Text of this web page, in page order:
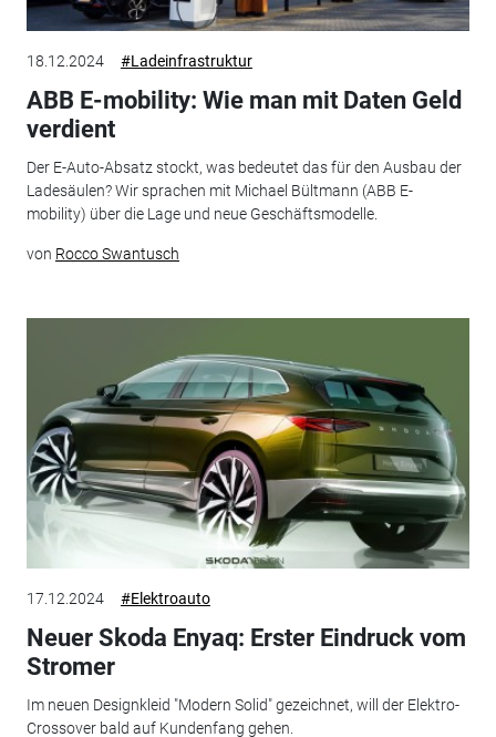
18.12.2024 #Ladeinfrastruktur
ABB E-mobility: Wie man mit Daten Geld
verdient
Der E-Auto-Absatz stockt, was bedeutet das für den Ausbau der
Ladesäulen? Wir sprachen mit Michael Bültmann (ABB E-
mobility) über die Lage und neue Geschäftsmodelle.
von Rocco Swantusch
17.12.2024 #Elektroauto
Neuer Skoda Enyaq: Erster Eindruck vom
Stromer
Im neuen Designkleid "Modern Solid" gezeichnet, will der Elektro-
Crossover bald auf Kundenfang gehen.